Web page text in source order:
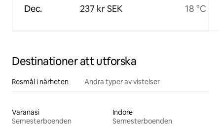
Dec. 237 kr SEK 18 °C
Destinationer att utforska
Resmål i närheten Andra typer av vistelser
Varanasi
Semesterboenden
Indore
Semesterboenden